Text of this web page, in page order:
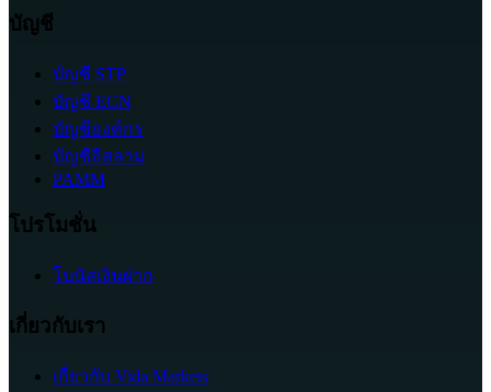
บัญชี
บัญชี STP
บัญชี ECN
บัญชีองค์กร
บัญชีอิสลาม
PAMM
โปรโมชั่น
โบนัสเงินฝาก
เกี่ยวกับเรา
เกี่ยวกับ Vida Markets